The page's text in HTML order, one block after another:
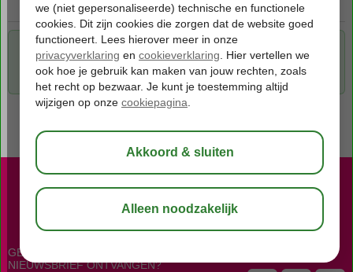
Voor de gekozen criteria hebben we helaas geen mogelijkheden.
Tip: verwijder een of meerdere criteria om toch mogelijkheden te
vinden.
023 - 7510606
GEPERSONALISEERDE
NIEUWSBRIEF ONTVANGEN?